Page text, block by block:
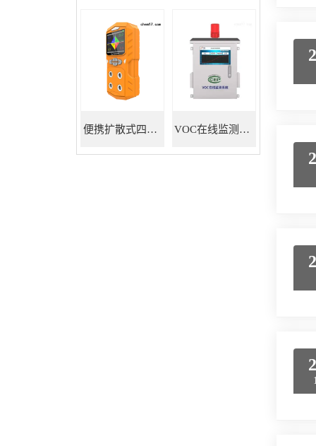
便携扩散式四合一气体检测仪 VOC在线监测系统